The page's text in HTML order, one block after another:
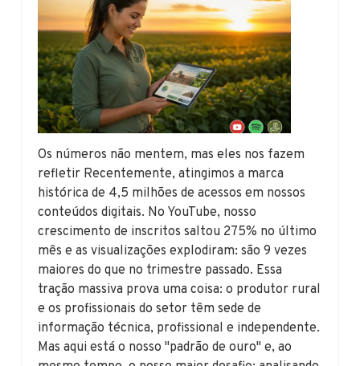
Os números não mentem, mas eles nos fazem
refletir Recentemente, atingimos a marca
histórica de 4,5 milhões de acessos em nossos
conteúdos digitais. No YouTube, nosso
crescimento de inscritos saltou 275% no último
mês e as visualizações explodiram: são 9 vezes
maiores do que no trimestre passado. Essa
tração massiva prova uma coisa: o produtor rural
e os profissionais do setor têm sede de
informação técnica, profissional e independente.
Mas aqui está o nosso "padrão de ouro" e, ao